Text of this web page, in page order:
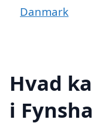
Danmark
Hvad
i